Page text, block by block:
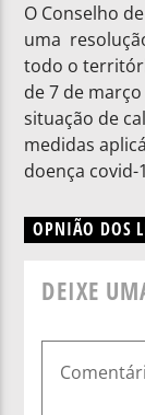
O Conselho
uma
todo o
de 7 de
situação de
medidas
doença covid-
OPNIÃO DOS
DEIXE